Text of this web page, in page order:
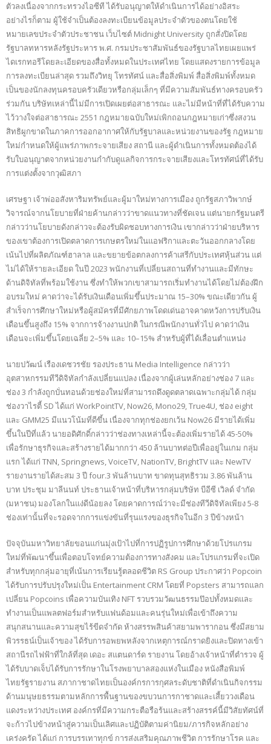
ตัวลงเนื่องจากกระทรวงไอซีที ได้รับอนุญาตให้ดำเนินการได้อย่างอิสระ
อย่างไรก็ตาม ผู้ใช้จำเป็นต้องลงทะเบียนข้อมูลประจำตัวของตนโดยใช้
หมายเลขประจำตัวประชาชน เว็บไซต์ Midnight University ถูกสั่งปิดโดย
รัฐบาลทหารหลังรัฐประหาร พ.ศ. กรมประชาสัมพันธ์ของรัฐบาลไทยเผยแพร่
ไดเรกทอรีโดยละเอียดของสื่อทั้งหมดในประเทศไทย โดยแสดงรายการข้อมูล
การลงทะเบียนล่าสุด รวมถึงวิทยุ โทรทัศน์ และสื่อสิ่งพิมพ์ สื่อสิ่งพิมพ์ทั้งหมด
เป็นของนักลงทุนครอบครัวเดียวหรือกลุ่มเล็กๆ ที่มีความสัมพันธ์ทางครอบครัว
ร่วมกัน บริษัทเหล่านี้ไม่มีการเปิดเผยต่อสาธารณะ และไม่มีหน้าที่ที่ได้รับความ
ไว้วางใจต่อสาธารณะ 2551 กฎหมายฉบับใหม่เพิกถอนกฎหมายเก่าซึ่งสงวน
สิทธิผูกขาดในภาคการออกอากาศให้กับรัฐบาลและหน่วยงานของรัฐ กฎหมาย
ใหม่กำหนดให้ผู้แพร่ภาพกระจายเสียง สถานี และผู้ดำเนินการทั้งหมดต้องได้
รับใบอนุญาตจากหน่วยงานกำกับดูแลกิจการกระจายเสียงและโทรทัศน์ที่ได้รับ
การแต่งตั้งจากวุฒิสภา
เศรษฐา เจ้าพ่ออสังหาริมทรัพย์และผู้มาใหม่ทางการเมือง ถูกรัฐสภาวิพากษ์
วิจารณ์จากนโยบายที่ฝ่ายค้านกล่าวว่าขาดแนวทางที่ชัดเจน แต่นายกรัฐมนตรี
กล่าวว่านโยบายดังกล่าวจะต้องรับผิดชอบทางการเงิน เขากล่าวว่าฝ่ายบริหาร
ของเขาต้องการเปิดตลาดการเกษตรใหม่ในแอฟริกาและตะวันออกกลางโดย
เน้นไปที่ผลิตภัณฑ์ฮาลาล และขยายข้อตกลงการค้าเสรีกับประเทศหุ้นส่วน แต่
ไม่ได้ให้รายละเอียด ในปี 2023 พนักงานที่เปลี่ยนสถานที่ทำงานและมีทักษะ
ด้านดิจิทัลที่พร้อมใช้งาน ซึ่งทำให้พวกเขาสามารถเริ่มทำงานได้โดยไม่ต้องฝึก
อบรมใหม่ คาดว่าจะได้รับเงินเดือนเพิ่มขึ้นประมาณ 15–30% ขณะเดียวกัน ผู้
สำเร็จการศึกษาใหม่หรือผู้สมัครที่มีศักยภาพโดดเด่นอาจคาดหวังการปรับเงิน
เดือนขึ้นสูงถึง 15% จากการจ้างงานปกติ ในกรณีพนักงานทั่วไป คาดว่าเงิน
เดือนจะเพิ่มขึ้นโดยเฉลี่ย 2–5% และ 10–15% สำหรับผู้ที่ได้เลื่อนตำแหน่ง
นายปวัฒน์ เรืองเดชวรชัย รองประธาน Media Intelligence กล่าวว่า
อุตสาหกรรมทีวีดิจิทัลกำลังเปลี่ยนแปลง เนื่องจากผู้เล่นหลักอย่างช่อง 7 และ
ช่อง 3 กำลังถูกบั่นทอนด้วยช่องใหม่ที่สามารถดึงดูดตลาดเฉพาะกลุ่มได้ กลุ่ม
ช่องวาไรตี้ SD ได้แก่ WorkPointTV, Now26, Mono29, True4U, ช่อง eight
และ GMM25 มีแนวโน้มที่ดีขึ้น เนื่องจากทุกช่องยกเว้น Now26 มีรายได้เพิ่ม
ขึ้นในปีที่แล้ว นายอดิศักดิ์กล่าวว่าช่องทางเหล่านี้จะต้องเพิ่มรายได้ 45-50%
เพื่อรักษาธุรกิจและสร้างรายได้มากกว่า 450 ล้านบาทต่อปีเพื่ออยู่ในเกม กลุ่ม
แรก ได้แก่ TNN, Springnews, VoiceTV, NationTV, BrightTV และ NewTV
รายงานรายได้สะสม 3 ปี four.3 พันล้านบาท ขาดทุนสุทธิรวม 3.86 พันล้าน
บาท ประชุม มาลีนนท์ ประธานเจ้าหน้าที่บริหารกลุ่มบริษัท บีอีซี เวิลด์ จำกัด
(มหาชน) มองโลกในแง่ดีน้อยลง โดยคาดการณ์ว่าจะมีช่องทีวีดิจิทัลเพียง 5-8
ช่องเท่านั้นที่จะรอดจากการแข่งขันที่รุนแรงของธุรกิจในอีก 3 ปีข้างหน้า
ปัจจุบันมหาวิทยาลัยขอนแก่นมุ่งเป้าไปที่การปฏิรูปการศึกษาด้วยโปรแกรม
ใหม่ที่พัฒนาขึ้นเพื่อตอบโจทย์ความต้องการทางสังคม และโปรแกรมที่จะเปิด
สำหรับทุกกลุ่มอายุที่เน้นการเรียนรู้ตลอดชีวิต RS Group ประกาศว่า Popcoin
ได้รับการปรับปรุงใหม่เป็น Entertainment CRM โดยที่ Popsters สามารถแลก
เปลี่ยน Popcoins เพื่อความบันเทิง NFT รวบรวมวัฒนธรรมป๊อปทั้งหมดและ
ทำงานเป็นแพลตฟอร์มสำหรับแฟนด้อมและคนรุ่นใหม่เพื่อเข้าถึงความ
สนุกสนานและความสุขไร้ขีดจำกัด ห้างสรรพสินค้าสยามพารากอน ซึ่งมีสยาม
พิวรรธน์เป็นเจ้าของ ได้รับการอพยพหลังจากเหตุการณ์กราดยิงและปิดทางเข้า
สถานีรถไฟฟ้าที่ใกล้ที่สุด เดอะ สแตนดาร์ด รายงาน โดยอ้างเจ้าหน้าที่ตำรวจ ผู้
ได้รับบาดเจ็บได้รับการรักษาในโรงพยาบาลสองแห่งในเมือง หนังสือพิมพ์
ไทยรัฐรายงาน สภากาชาดไทยเป็นองค์กรการกุศลระดับชาติที่ดำเนินกิจกรรม
ด้านมนุษยธรรมตามหลักการพื้นฐานของขบวนการกาชาดและเสี้ยววงเดือน
แดงระหว่างประเทศ องค์กรที่มีความกระตือรือร้นและสร้างสรรค์นี้มีวิสัยทัศน์ที่
จะก้าวไปข้างหน้าสู่ความเป็นเลิศและปฏิบัติตามค่านิยม/ภารกิจหลักอย่าง
เคร่งครัด ได้แก่ การบรรเทาทุกข์ การส่งเสริมคุณภาพชีวิต การรักษาโรค และ